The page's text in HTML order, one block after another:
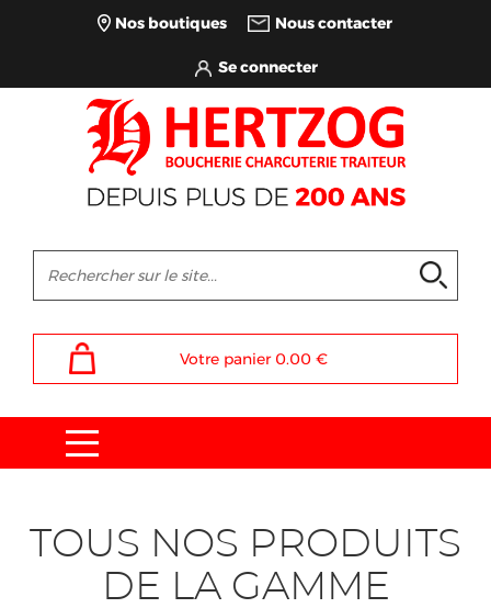
Nos boutiques Nous contacter
Votre panier 0.00 €
TOUS NOS PRODUITS
DE LA GAMME